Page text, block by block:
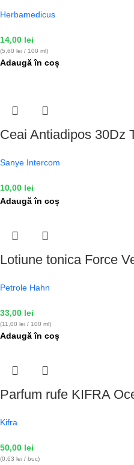
Herbamedicus
14,00 lei
(5,60 lei / 100 ml)
Adaugă în coș
Ceai Antiadipos 30Dz
Sanye Intercom
10,00 lei
Adaugă în coș
Lotiune tonica Force
Petrole Hahn
33,00 lei
(11,00 lei / 100 ml)
Adaugă în coș
Parfum rufe KIFRA
Kifra
50,00 lei
(0,63 lei / buc)